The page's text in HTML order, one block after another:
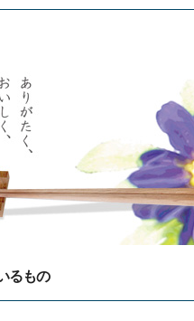
るもの